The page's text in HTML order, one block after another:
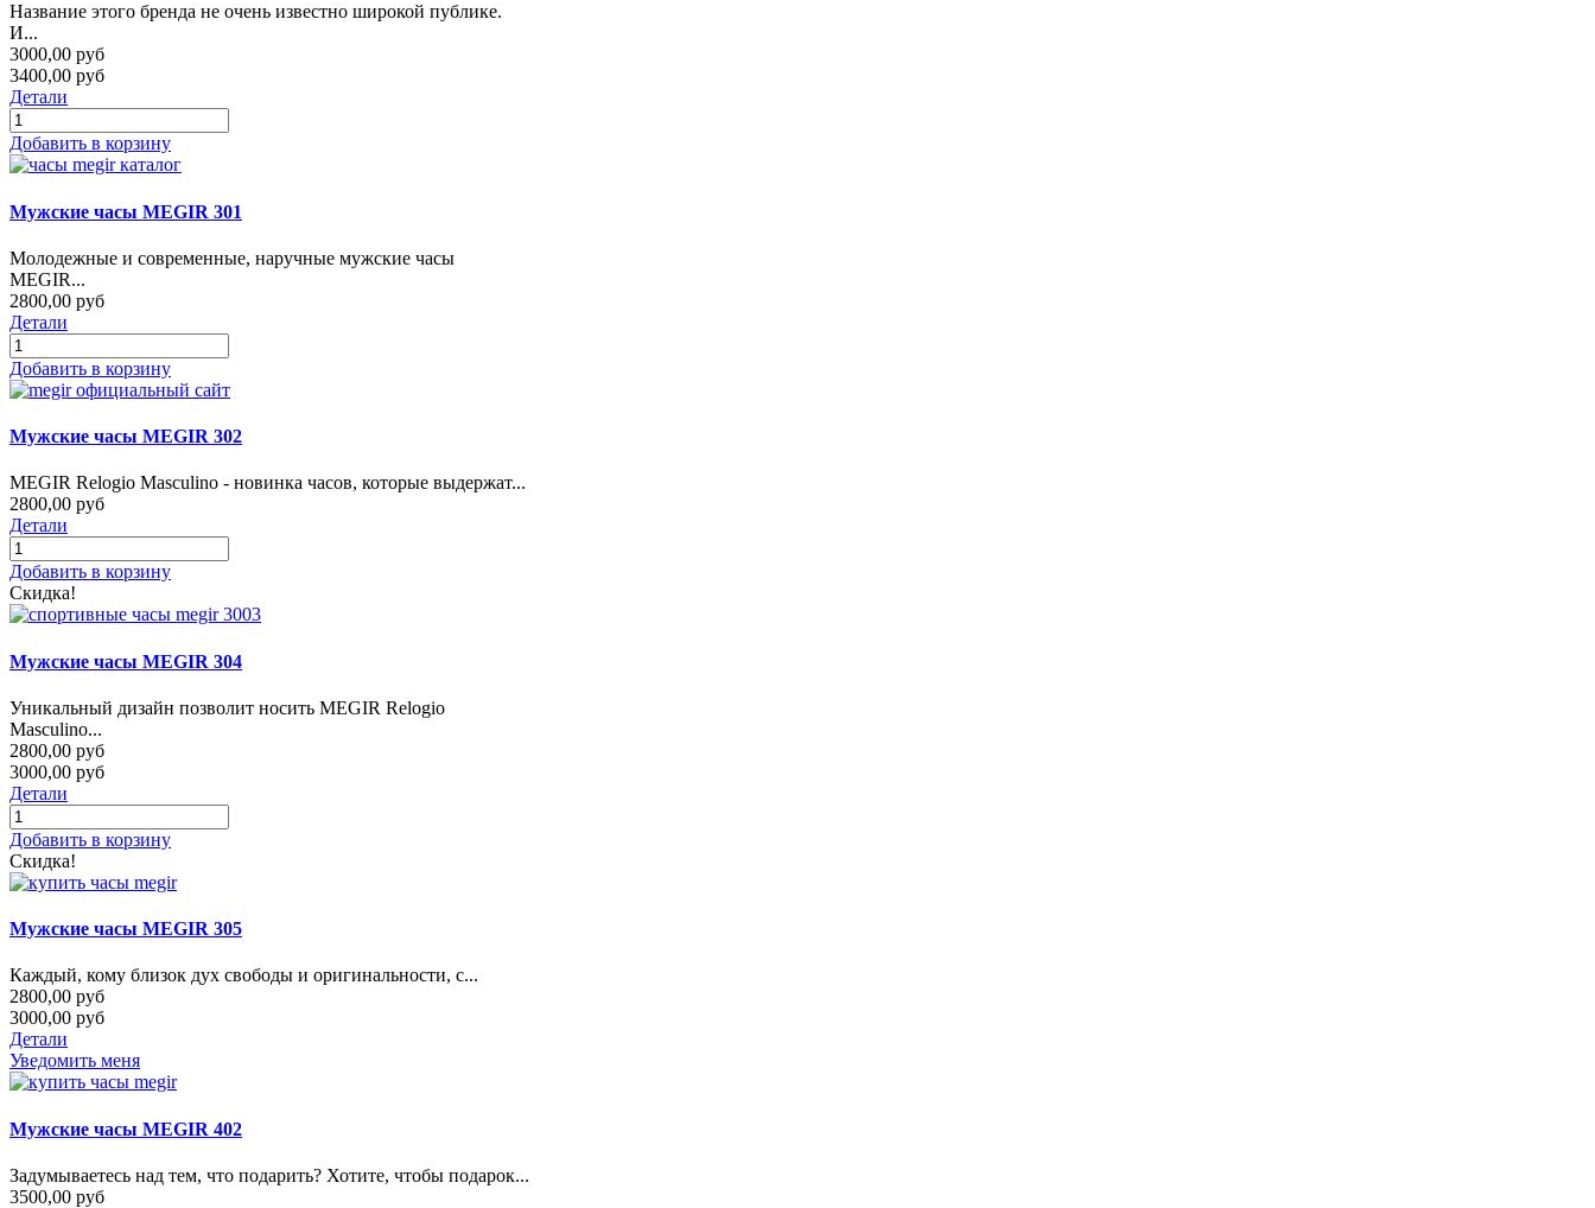
Название этого бренда не очень известно широкой публике.
И...
3000,00 руб
3400,00 руб
Детали
Добавить в корзину
Мужские часы MEGIR 301
Молодежные и современные, наручные мужские часы
MEGIR...
2800,00 руб
Детали
Добавить в корзину
Мужские часы MEGIR 302
MEGIR Relogio Masculino - новинка часов, которые выдержат...
2800,00 руб
Детали
Добавить в корзину
Скидка!
Мужские часы MEGIR 304
Уникальный дизайн позволит носить MEGIR Relogio
Masculino...
2800,00 руб
3000,00 руб
Детали
Добавить в корзину
Скидка!
Мужские часы MEGIR 305
Каждый, кому близок дух свободы и оригинальности, с...
2800,00 руб
3000,00 руб
Детали
Уведомить меня
Мужские часы MEGIR 402
Задумываетесь над тем, что подарить? Хотите, чтобы подарок...
3500,00 руб